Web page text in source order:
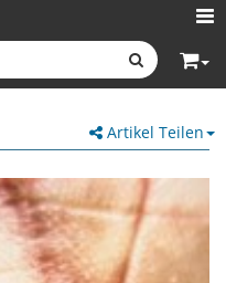
Artikel Teilen